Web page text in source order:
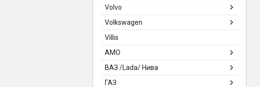
Volvo
Volkswagen
Villis
АМО
ВАЗ /Lada/ Нива
ГАЗ